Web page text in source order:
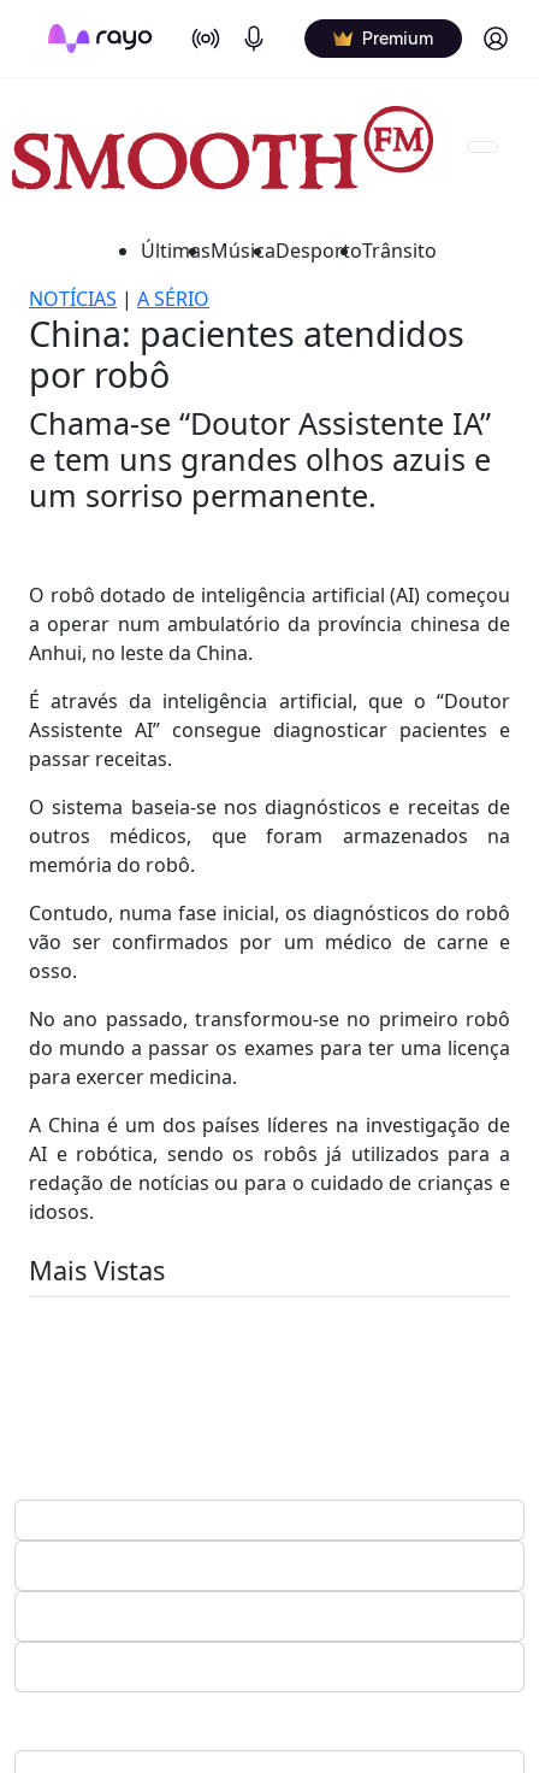
On Air Podcasts Premium Log in
ÚltimasMúsicaDesportoTrânsito
NOTÍCIAS | A SÉRIO
China: pacientes atendidos
por robô
Chama-se “Doutor Assistente IA”
e tem uns grandes olhos azuis e
um sorriso permanente.
O robô dotado de inteligência artificial (AI) começou
a operar num ambulatório da província chinesa de
Anhui, no leste da China.
É através da inteligência artificial, que o “Doutor
Assistente AI” consegue diagnosticar pacientes e
passar receitas.
O sistema baseia-se nos diagnósticos e receitas de
outros médicos, que foram armazenados na
memória do robô.
Contudo, numa fase inicial, os diagnósticos do robô
vão ser confirmados por um médico de carne e
osso.
No ano passado, transformou-se no primeiro robô
do mundo a passar os exames para ter uma licença
para exercer medicina.
A China é um dos países líderes na investigação de
AI e robótica, sendo os robôs já utilizados para a
redação de notícias ou para o cuidado de crianças e
idosos.
Mais Vistas